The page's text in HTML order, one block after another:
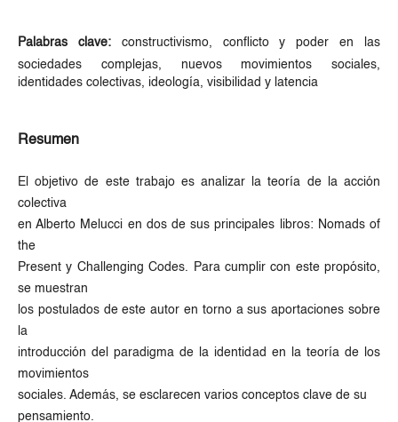
Palabras clave: constructivismo, conflicto y poder en las
sociedades complejas, nuevos movimientos sociales,
identidades colectivas, ideología, visibilidad y latencia
Resumen
El objetivo de este trabajo es analizar la teoría de la acción
colectiva
en Alberto Melucci en dos de sus principales libros: Nomads of
the
Present y Challenging Codes. Para cumplir con este propósito,
se muestran
los postulados de este autor en torno a sus aportaciones sobre
la
introducción del paradigma de la identidad en la teoría de los
movimientos
sociales. Además, se esclarecen varios conceptos clave de su
pensamiento.